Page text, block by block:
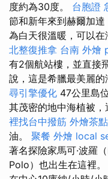
度約為30度。 台胞證
節和新年來到赫爾加
為白天很溫暖，可以在
北整復推拿 台南 外燴
有2個航站樓，並直接
說，這是希臘最美麗的
尋引擎優化 47公里島
其茂密的地中海植被，
裡找台中撥筋 外燴茶點
油。 聚餐 外燴 local
著名探險家馬可·波羅
Polo）也出生在這裡